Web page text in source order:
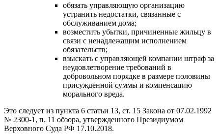
обязать управляющую организацию
устранить недостатки, связанные с
обслуживанием дома;
возместить убытки, причиненные жильцу в
связи с ненадлежащим исполнением
обязательств;
взыскать с управляющей компании штраф за
неудовлетворение требований в
добровольном порядке в размере половины
присужденной суммы и компенсацию
морального вреда.
Это следует из пункта 6 статьи 13, ст. 15 Закона от 07.02.1992
№ 2300-1, п. 11 обзора, утвержденного Президиумом
Верховного Суда РФ 17.10.2018.